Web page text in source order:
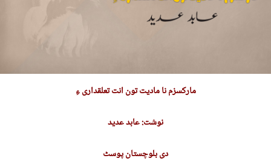
مارکسزم نا مادیت تون انت تعلقداری ءِ
نوشت: عابد عدید
دی بلوچستان پوسٹ